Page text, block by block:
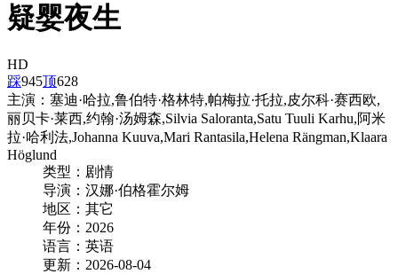
疑婴夜生
HD
踩945顶628
主演： 塞迪·哈拉,鲁伯特·格林特,帕梅拉·托拉,皮尔科·赛西欧,
丽贝卡·莱西,约翰·汤姆森,Silvia Saloranta,Satu Tuuli Karhu,阿米
拉·哈利法,Johanna Kuuva,Mari Rantasila,Helena Rängman,Klaara
Höglund
类型： 剧情
导演： 汉娜·伯格霍尔姆
地区： 其它
年份： 2026
语言： 英语
更新： 2026-08-04